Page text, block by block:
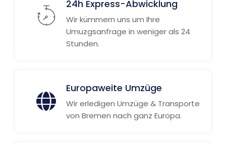
24h Express-Abwicklung
Wir kümmern uns um Ihre
Umuzgsanfrage in weniger als 24
Stunden.
Europaweite Umzüge
Wir erledigen Umzüge & Transporte
von Bremen nach ganz Europa.